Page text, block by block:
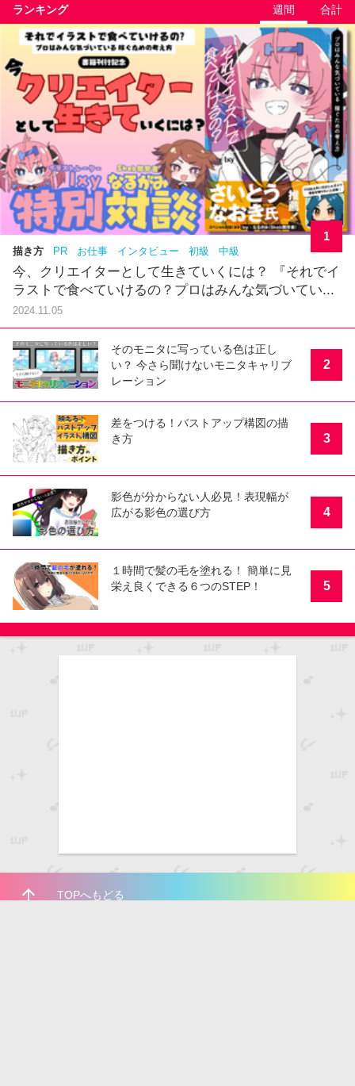
ランキング 週間 合計
描き方 PR お仕事 インタビュー 初級 中級
今、クリエイターとして生きていくには？ 『それでイ
ラストで食べていけるの？プロはみんな気づいてい...
2024.11.05
1
そのモニタに写っている色は正し
い？ 今さら聞けないモニタキャリブ
レーション
2
差をつける！バストアップ構図の描
き方
3
影色が分からない人必見！表現幅が
広がる影色の選び方
4
１時間で髪の毛を塗れる！ 簡単に見
栄え良くできる６つのSTEP！
5
arrow_upward TOPへもどる